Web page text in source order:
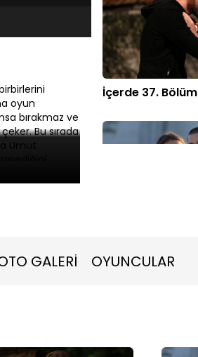
oyun
bırakmaz ve
Bu sırada
Umut
birinden
İçerde 37. Bölüm
GALERİ OYUNCULAR